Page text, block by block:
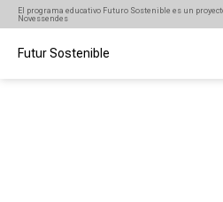
El programa educativo Futuro Sostenible es un
Novessendes
Futur Sostenible